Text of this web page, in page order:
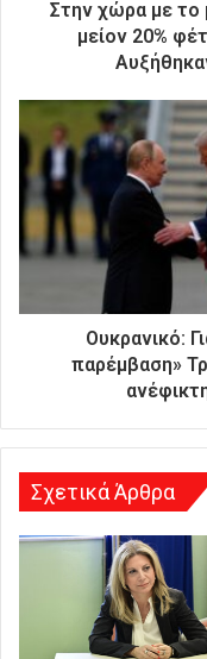
κ
ή
α
ς
ι
η
Στην χώρα με το
μείον 20%
Ουκρανικό:
παρέμβαση»
Σχετικά Άρθρα